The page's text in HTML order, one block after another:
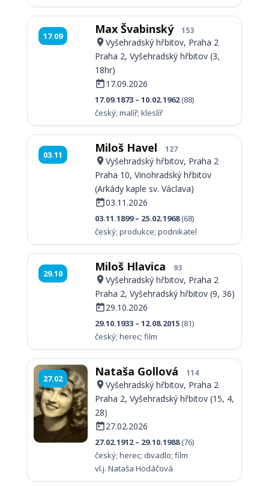
17.09 Max Švabinský 153
Vyšehradský hřbitov, Praha 2
Praha 2, Vyšehradský hřbitov (3,
18hr)
17.09.2026
17.09.1873 – 10.02.1962(88)
český; malíř; kleslíř
03.11 Miloš Havel 127
Vyšehradský hřbitov, Praha 2
Praha 10, Vinohradský hřbitov
(Arkády kaple sv. Václava)
03.11.2026
03.11.1899 – 25.02.1968(68)
český; produkce; podnikatel
29.10 Miloš Hlavica 93
Vyšehradský hřbitov, Praha 2
Praha 2, Vyšehradský hřbitov (9, 36)
29.10.2026
29.10.1933 – 12.08.2015 (81)
český; herec; film
27.02 Nataša Gollová 114
Vyšehradský hřbitov, Praha 2
Praha 2, Vyšehradský hřbitov (15, 4,
28)
27.02.2026
27.02.1912 – 29.10.1988(76)
český; herec; divadlo; film
vl.j. Nataša Hodáčová